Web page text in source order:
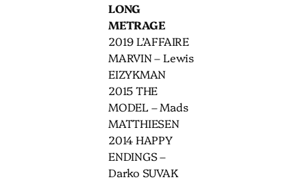
LONG
METRAGE
2019 L’AFFAIRE
MARVIN – Lewis
EIZYKMAN
2015 THE
MODEL – Mads
MATTHIESEN
2014 HAPPY
ENDINGS –
Darko SUVAK